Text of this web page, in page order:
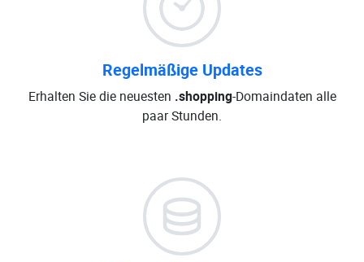
Regelmäßige Updates
Erhalten Sie die neuesten .shopping-Domaindaten alle
paar Stunden.